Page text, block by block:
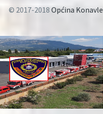
© 2017-2018 Općina Konavle